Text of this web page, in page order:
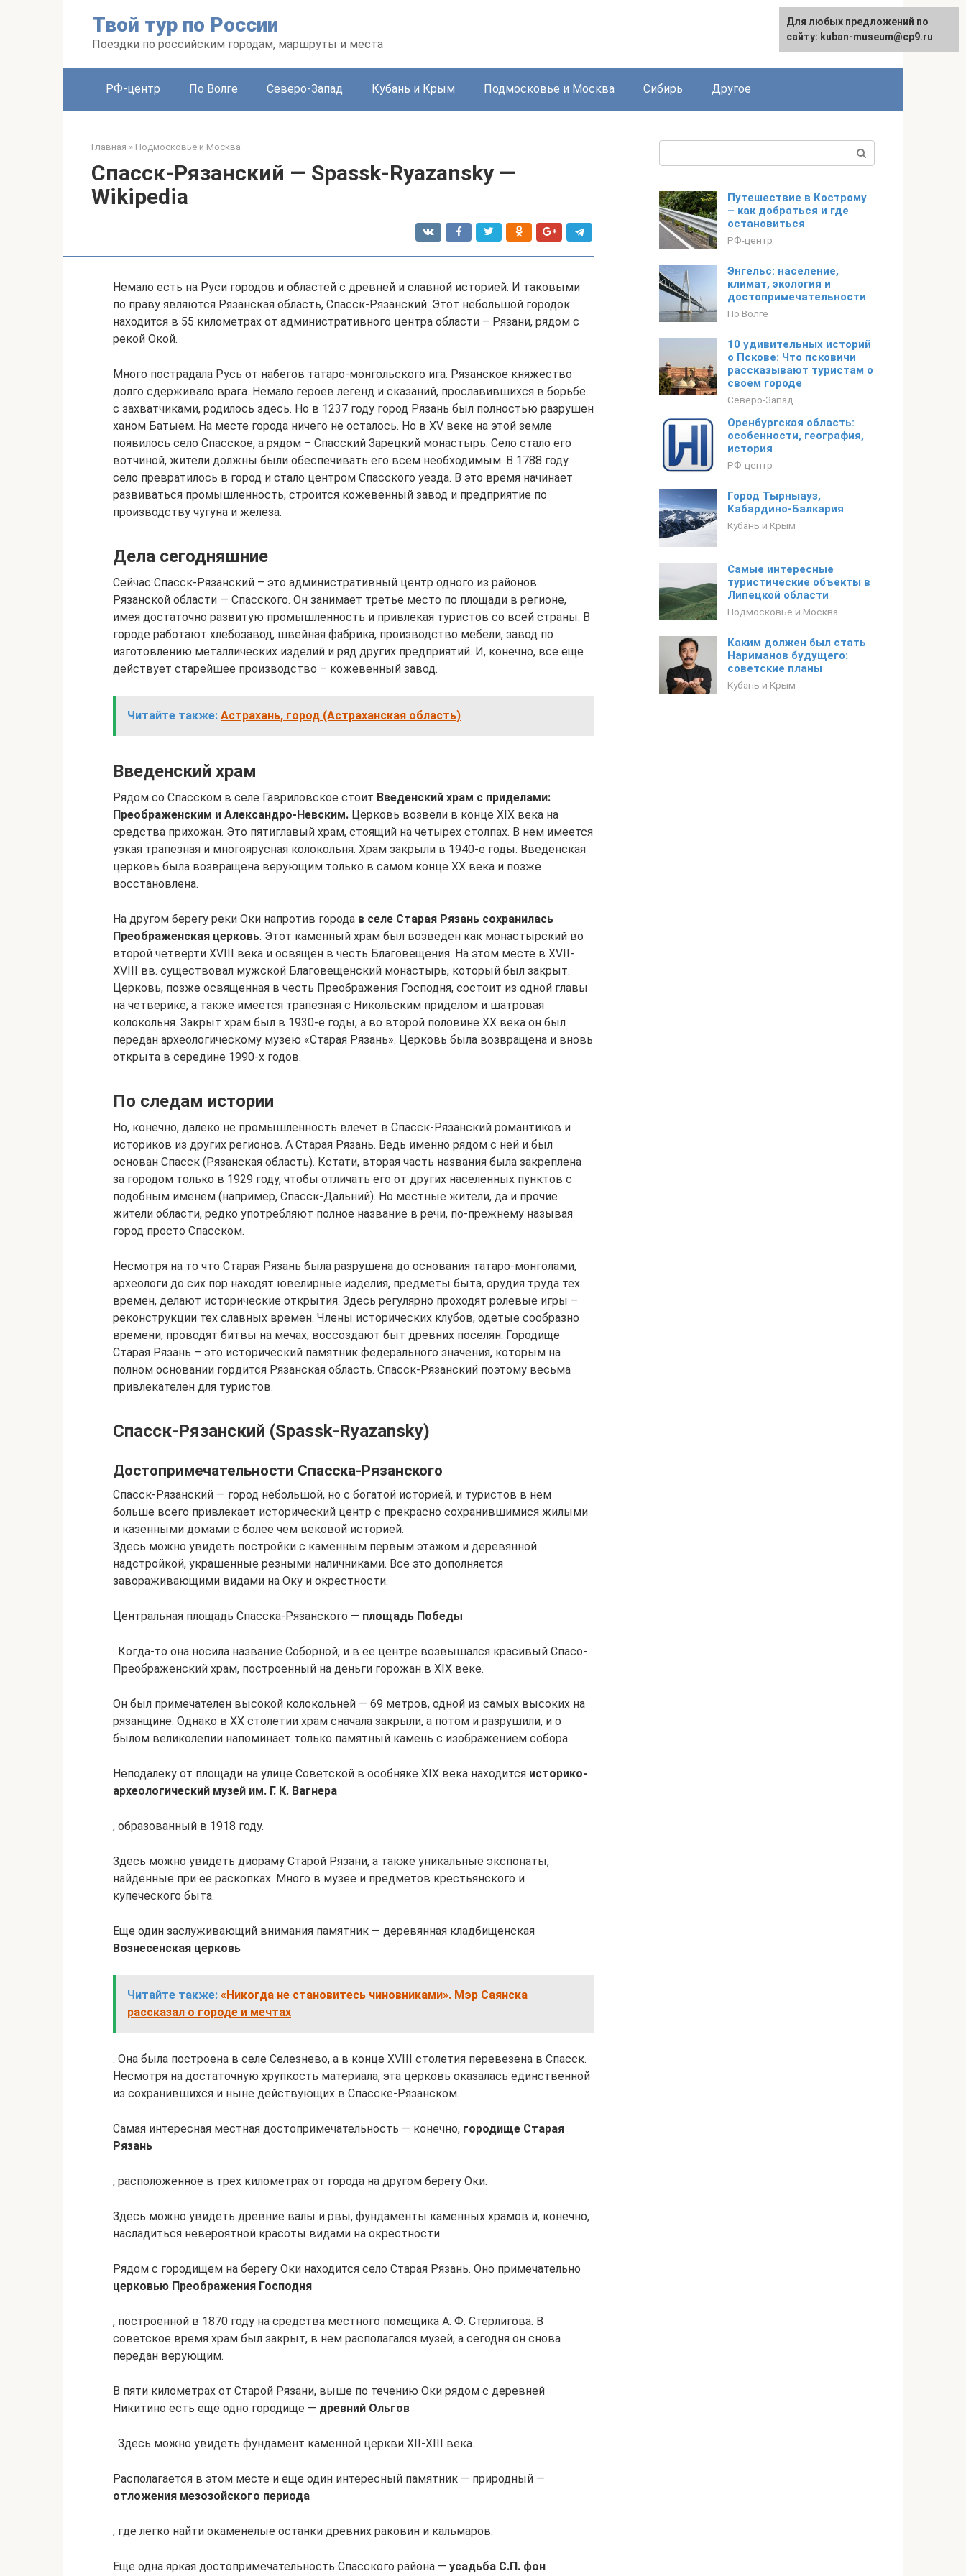
Твой тур по России
Поездки по российским городам, маршруты и места
РФ-центр По Волге Северо-Запад Кубань и Крым Подмосковье и Москва Сибирь Другое
Главная » Подмосковье и Москва
Спасск-Рязанский — Spassk-Ryazansky —
Wikipedia
Немало есть на Руси городов и областей с древней и славной историей. И таковыми
по праву являются Рязанская область, Спасск-Рязанский. Этот небольшой городок
находится в 55 километрах от административного центра области – Рязани, рядом с
рекой Окой.
Много пострадала Русь от набегов татаро-монгольского ига. Рязанское княжество
долго сдерживало врага. Немало героев легенд и сказаний, прославившихся в борьбе
с захватчиками, родилось здесь. Но в 1237 году город Рязань был полностью разрушен
ханом Батыем. На месте города ничего не осталось. Но в XV веке на этой земле
появилось село Спасское, а рядом – Спасский Зарецкий монастырь. Село стало его
вотчиной, жители должны были обеспечивать его всем необходимым. В 1788 году
село превратилось в город и стало центром Спасского уезда. В это время начинает
развиваться промышленность, строится кожевенный завод и предприятие по
производству чугуна и железа.
Дела сегодняшние
Сейчас Спасск-Рязанский – это административный центр одного из районов
Рязанской области — Спасского. Он занимает третье место по площади в регионе,
имея достаточно развитую промышленность и привлекая туристов со всей страны. В
городе работают хлебозавод, швейная фабрика, производство мебели, завод по
изготовлению металлических изделий и ряд других предприятий. И, конечно, все еще
действует старейшее производство – кожевенный завод.
Читайте также: Астрахань, город (Астраханская область)
Введенский храм
Рядом со Спасском в селе Гавриловское стоит Введенский храм с приделами:
Преображенским и Александро-Невским. Церковь возвели в конце XIX века на
средства прихожан. Это пятиглавый храм, стоящий на четырех столпах. В нем имеется
узкая трапезная и многоярусная колокольня. Храм закрыли в 1940-е годы. Введенская
церковь была возвращена верующим только в самом конце ХХ века и позже
восстановлена.
На другом берегу реки Оки напротив города в селе Старая Рязань сохранилась
Преображенская церковь. Этот каменный храм был возведен как монастырский во
второй четверти XVIII века и освящен в честь Благовещения. На этом месте в XVII-
XVIII вв. существовал мужской Благовещенский монастырь, который был закрыт.
Церковь, позже освященная в честь Преображения Господня, состоит из одной главы
на четверике, а также имеется трапезная с Никольским приделом и шатровая
колокольня. Закрыт храм был в 1930-е годы, а во второй половине ХХ века он был
передан археологическому музею «Старая Рязань». Церковь была возвращена и вновь
открыта в середине 1990-х годов.
По следам истории
Но, конечно, далеко не промышленность влечет в Спасск-Рязанский романтиков и
историков из других регионов. А Старая Рязань. Ведь именно рядом с ней и был
основан Спасск (Рязанская область). Кстати, вторая часть названия была закреплена
за городом только в 1929 году, чтобы отличать его от других населенных пунктов с
подобным именем (например, Спасск-Дальний). Но местные жители, да и прочие
жители области, редко употребляют полное название в речи, по-прежнему называя
город просто Спасском.
Несмотря на то что Старая Рязань была разрушена до основания татаро-монголами,
археологи до сих пор находят ювелирные изделия, предметы быта, орудия труда тех
времен, делают исторические открытия. Здесь регулярно проходят ролевые игры –
реконструкции тех славных времен. Члены исторических клубов, одетые сообразно
времени, проводят битвы на мечах, воссоздают быт древних поселян. Городище
Старая Рязань – это исторический памятник федерального значения, которым на
полном основании гордится Рязанская область. Спасск-Рязанский поэтому весьма
привлекателен для туристов.
Спасск-Рязанский (Spassk-Ryazansky)
Достопримечательности Спасска-Рязанского
Спасск-Рязанский — город небольшой, но с богатой историей, и туристов в нем
больше всего привлекает исторический центр с прекрасно сохранившимися жилыми
и казенными домами с более чем вековой историей.
Здесь можно увидеть постройки с каменным первым этажом и деревянной
надстройкой, украшенные резными наличниками. Все это дополняется
завораживающими видами на Оку и окрестности.
Центральная площадь Спасска-Рязанского — площадь Победы
. Когда-то она носила название Соборной, и в ее центре возвышался красивый Спасо-
Преображенский храм, построенный на деньги горожан в XIX веке.
Он был примечателен высокой колокольней — 69 метров, одной из самых высоких на
рязанщине. Однако в XX столетии храм сначала закрыли, а потом и разрушили, и о
былом великолепии напоминает только памятный камень с изображением собора.
Неподалеку от площади на улице Советской в особняке XIX века находится историко-
археологический музей им. Г. К. Вагнера
, образованный в 1918 году.
Здесь можно увидеть диораму Старой Рязани, а также уникальные экспонаты,
найденные при ее раскопках. Много в музее и предметов крестьянского и
купеческого быта.
Еще один заслуживающий внимания памятник — деревянная кладбищенская
Вознесенская церковь
Читайте также: «Никогда не становитесь чиновниками». Мэр Саянска
рассказал о городе и мечтах
. Она была построена в селе Селезнево, а в конце XVIII столетия перевезена в Спасск.
Несмотря на достаточную хрупкость материала, эта церковь оказалась единственной
из сохранившихся и ныне действующих в Спасске-Рязанском.
Самая интересная местная достопримечательность — конечно, городище Старая
Рязань
, расположенное в трех километрах от города на другом берегу Оки.
Здесь можно увидеть древние валы и рвы, фундаменты каменных храмов и, конечно,
насладиться невероятной красоты видами на окрестности.
Рядом с городищем на берегу Оки находится село Старая Рязань. Оно примечательно
церковью Преображения Господня
, построенной в 1870 году на средства местного помещика А. Ф. Стерлигова. В
советское время храм был закрыт, в нем располагался музей, а сегодня он снова
передан верующим.
В пяти километрах от Старой Рязани, выше по течению Оки рядом с деревней
Никитино есть еще одно городище — древний Ольгов
. Здесь можно увидеть фундамент каменной церкви XII-XIII века.
Располагается в этом месте и еще один интересный памятник — природный —
отложения мезозойского периода
, где легко найти окаменелые останки древних раковин и кальмаров.
Еще одна яркая достопримечательность Спасского района — усадьба С.П. фон
Путешествие в Кострому
– как добраться и где
остановиться
РФ-центр
Энгельс: население,
климат, экология и
достопримечательности
По Волге
10 удивительных историй
о Пскове: Что псковичи
рассказывают туристам о
своем городе
Северо-Запад
Оренбургская область:
особенности, география,
история
РФ-центр
Город Тырныауз,
Кабардино-Балкария
Кубань и Крым
Самые интересные
туристические объекты в
Липецкой области
Подмосковье и Москва
Каким должен был стать
Нариманов будущего:
советские планы
Кубань и Крым
Для любых предложений по
сайту: kuban-museum@cp9.ru